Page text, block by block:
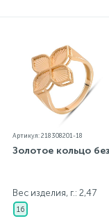
Артикул: 218308201-18
Золотое кольцо
Вес изделия, г.: 2,47
16